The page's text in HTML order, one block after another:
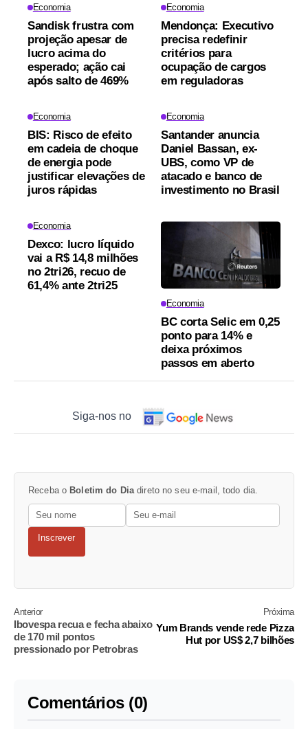
Economia
Sandisk frustra com
projeção apesar de
lucro acima do
esperado; ação cai
após salto de 469%
Economia
Mendonça: Executivo
precisa redefinir
critérios para
ocupação de cargos
em reguladoras
Economia
BIS: Risco de efeito
em cadeia de choque
de energia pode
justificar elevações de
juros rápidas
Economia
Santander anuncia
Daniel Bassan, ex-
UBS, como VP de
atacado e banco de
investimento no Brasil
Economia
Dexco: lucro líquido
vai a R$ 14,8 milhões
no 2tri26, recuo de
61,4% ante 2tri25
Economia
BC corta Selic em 0,25
ponto para 14% e
deixa próximos
passos em aberto
Siga-nos no
Receba o Boletim do Diadireto no seu e-mail, todo dia.
Inscrever
Anterior
Ibovespa recua e fecha abaixo
de 170 mil pontos
pressionado por Petrobras
Próxima
Yum Brands vende rede Pizza
Hut por US$ 2,7 bilhões
Comentários (0)